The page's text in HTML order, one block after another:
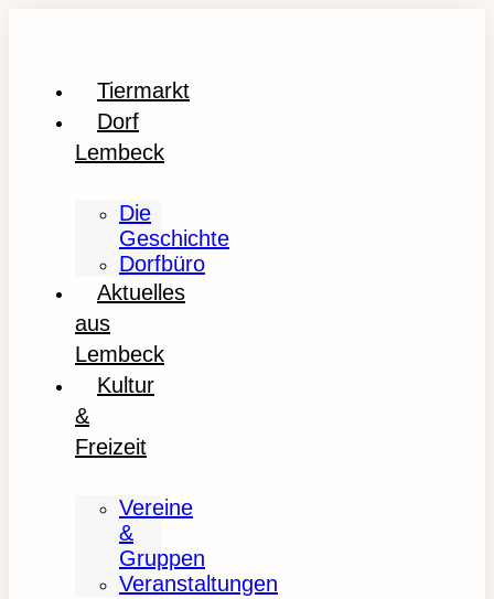
Tiermarkt
Dorf
Lembeck
Die
Geschichte
Dorfbüro
Aktuelles
aus
Lembeck
Kultur
&
Freizeit
Vereine
&
Gruppen
Veranstaltungen